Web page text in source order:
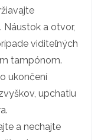
Náustok a otvor,
viditeľných
tampónom.
ukončení
upchatiu
a nechajte